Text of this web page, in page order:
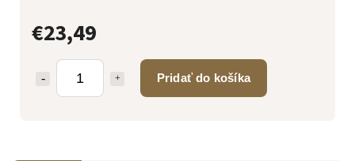
€23,49
Pridať do košíka